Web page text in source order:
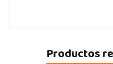
Productos